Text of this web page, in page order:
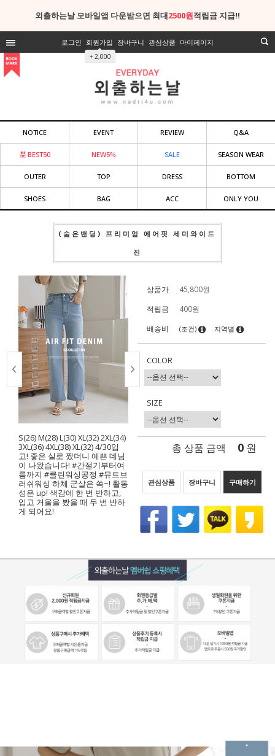
외출하는날 모바일앱 다운받으면 최대2500원적립금 지급!!
로그인 회원가입
+ 2,000
장바구니 관심상품 마이페이지
NOTICE EVENT REVIEW Q&A
BEST50 NEW5% SALE SEASON WEAR
OUTER TOP DRESS BOTTOM
SHOES BAG ACC ONLY YOU
(숨은밴딩) 프리미엄 에어핏 세미와이드
진
S(26) M(28) L(30) XL(32) 2XL(34)
3XL(36) 4XL(38) XL(32) 4/30입
고! 좋은 실로 짰더니 예쁜 데님
이 나왔습니다! #간절기부터여
름까지 #클린워싱공정 #뮤트브
러쉬워싱 하체 군살은 쏙~! 활동
성은 up! 색감에 한 번 반하고,
입고 거울을 봤을 때 두 번 반하
게 되어요!
상품가 45,800원
적립금
400원
배송비
(조건) 지역별
COLOR
SIZE
총 상품 금액 0 원
관심상품 장바구니 구매하기